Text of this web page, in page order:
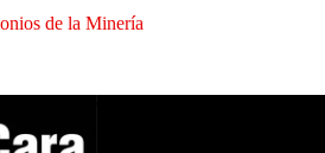
de la Minería